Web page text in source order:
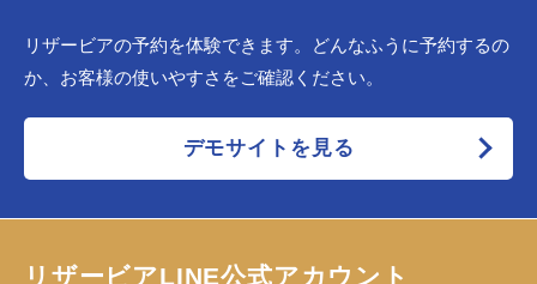
リザービアの予約を体験できます。どんなふうに予約するの
か、お客様の使いやすさをご確認ください。
デモサイトを見る
リザービアLINE公式アカウント